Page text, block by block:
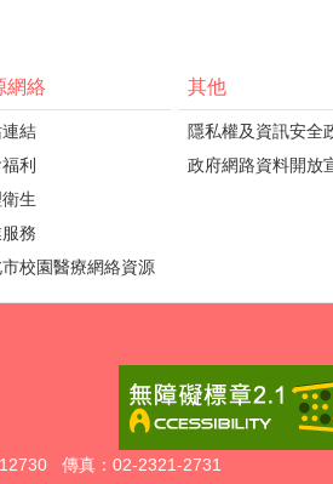
網絡
結
利
生
務
校園醫療網絡資源
其他
隱私權及資訊安全
政府網路資料開放
傳真：02-2321-2731